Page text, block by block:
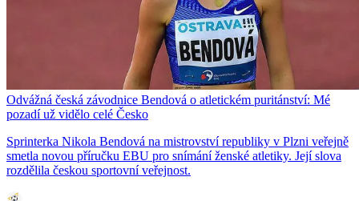
Odvážná česká závodnice Bendová o atletickém puritánství: Mé
pozadí už vidělo celé Česko
Sprinterka Nikola Bendová na mistrovství republiky v Plzni veřejně
smetla novou příručku EBU pro snímání ženské atletiky. Její slova
rozdělila českou sportovní veřejnost.